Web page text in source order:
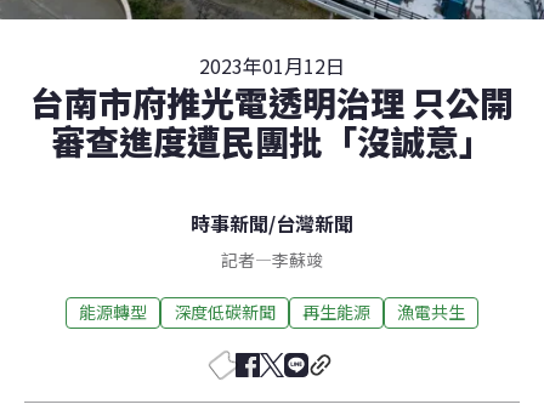
2023年01月12日
台南市府推光電透明治理 只公開
審查進度遭民團批「沒誠意」
時事新聞/台灣新聞
記者—李蘇竣
能源轉型 深度低碳新聞 再生能源 漁電共生